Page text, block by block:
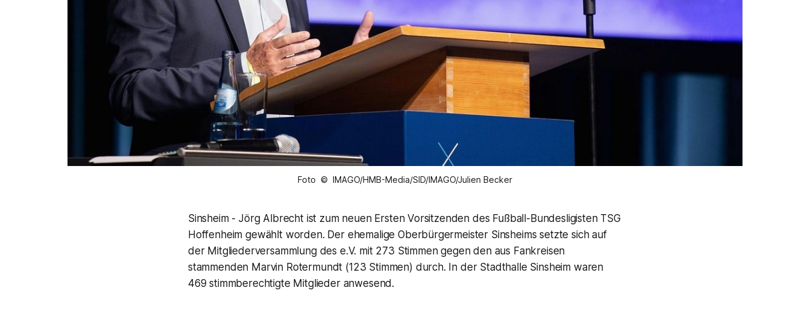
Foto © IMAGO/HMB-Media/SID/IMAGO/Julien Becker
Sinsheim - Jörg Albrecht ist zum neuen Ersten Vorsitzenden des Fußball-Bundesligisten TSG
Hoffenheim gewählt worden. Der ehemalige Oberbürgermeister Sinsheims setzte sich auf
der Mitgliederversammlung des e.V. mit 273 Stimmen gegen den aus Fankreisen
stammenden Marvin Rotermundt (123 Stimmen) durch. In der Stadthalle Sinsheim waren
469 stimmberechtigte Mitglieder anwesend.